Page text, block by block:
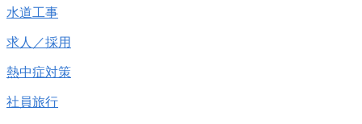
水道工事
求人／採用
熱中症対策
社員旅行